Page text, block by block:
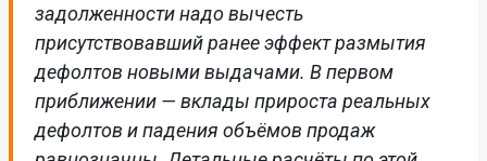
задолженности надо вычесть
присутствовавший ранее эффект размытия
дефолтов новыми выдачами. В первом
приближении — вклады прироста реальных
дефолтов и падения объёмов продаж